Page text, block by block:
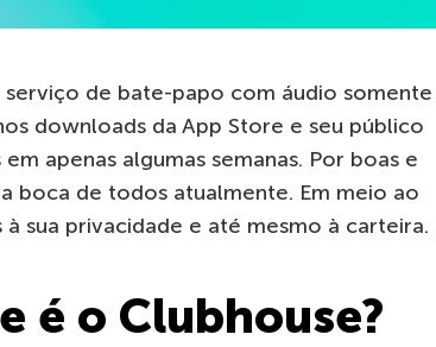
serviço de bate-papo com áudio somente
downloads da App Store e seu público
apenas algumas semanas. Por boas e
boca de todos atualmente. Em meio ao
sua privacidade e até mesmo à carteira.
é o Clubhouse?